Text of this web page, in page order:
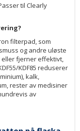
til Clearly
filterpad, som
og andre uløste
fjerner effektivt,
KDF85 reduserer
kalk,
rester av medisiner
av